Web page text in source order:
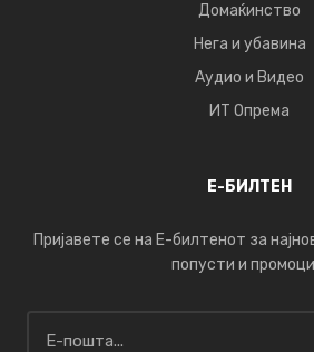
Домаќинство
Нега и убавина
Аудио и Видео
ИТ Опрема
Е-БИЛТЕН
Пријавете се на Е-билтенот за
попусти и